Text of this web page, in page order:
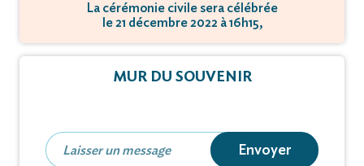
La cérémonie civile sera célébrée
le 21 décembre 2022 à 16h15,
le 21 décembre 2022 à 15h30,
le 21 décembre 2022 à 16h30,
à Rue du Mont Griffon - 91330 Yerres.
MUR DU SOUVENIR
Envoyer